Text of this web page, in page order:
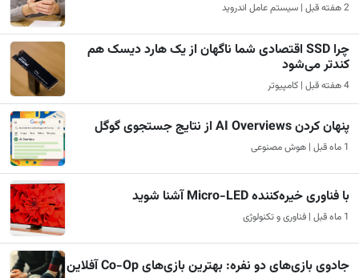
2 هفته قبل | سیستم عامل اندروید
چرا SSD اقتصادی شما ناگهان از یک هارد دیسک هم
کندتر می‌شود
4 هفته قبل | کامپیوتر
پنهان کردن AI Overviews از نتایج جستجوی گوگل
1 ماه قبل | هوش مصنوعی
با فناوری خیره‌کننده Micro-LED آشنا شوید
1 ماه قبل | فناوری و تکنولوژی
جادوی بازی‌های دو نفره: بهترین بازی‌های Co-Op آفلاین